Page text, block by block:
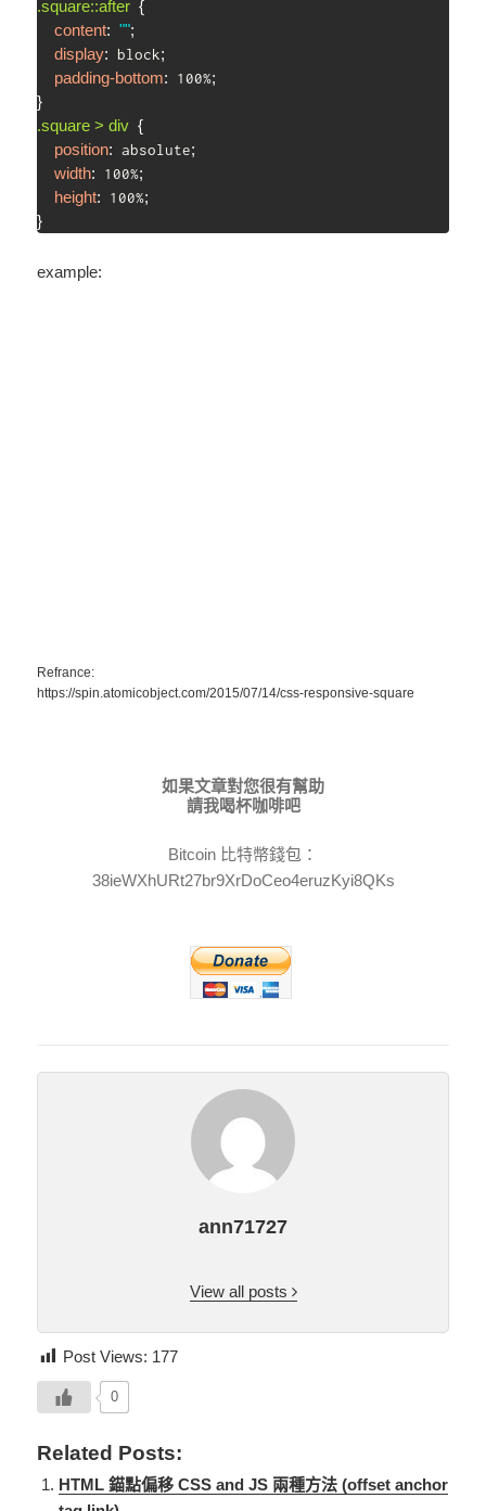
.square::after {
content: "";
display: block;
padding-bottom: 100%;
}
.square > div {
position: absolute;
width: 100%;
height: 100%;
}
example:
Refrance:
https://spin.atomicobject.com/2015/07/14/css-responsive-square
如果文章對您很有幫助
請我喝杯咖啡吧
Bitcoin 比特幣錢包：
38ieWXhURt27br9XrDoCeo4eruzKyi8QKs
ann71727
View all posts
Post Views: 177
0
Related Posts:
HTML 錨點偏移 CSS and JS 兩種方法 (offset anchor